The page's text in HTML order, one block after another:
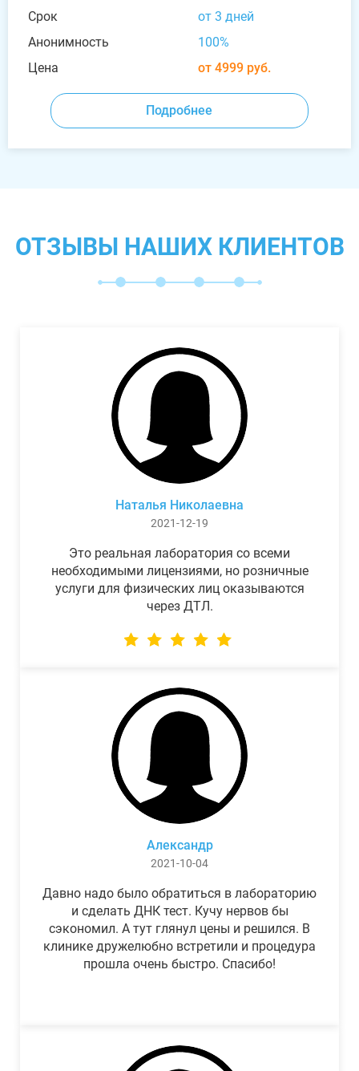
Срок
от 3 дней
Анонимность
100%
Цена
от 4999 руб.
Подробнее
ОТЗЫВЫ НАШИХ КЛИЕНТОВ
Наталья Николаевна
2021-12-19
Это реальная лаборатория со всеми
необходимыми лицензиями, но розничные
услуги для физических лиц оказываются
через ДТЛ.
Александр
2021-10-04
Давно надо было обратиться в лабораторию
и сделать ДНК тест. Кучу нервов бы
сэкономил. А тут глянул цены и решился. В
клинике дружелюбно встретили и процедура
прошла очень быстро. Спасибо!